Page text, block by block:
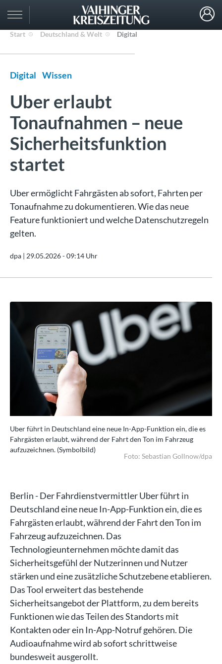
Start Deutschland & Welt Digital
Digital Wissen
Uber erlaubt
Tonaufnahmen – neue
Sicherheitsfunktion
startet
Uber ermöglicht Fahrgästen ab sofort, Fahrten per
Tonaufnahme zu dokumentieren. Wie das neue
Feature funktioniert und welche Datenschutzregeln
gelten.
dpa | 29.05.2026 - 09:14 Uhr
Uber führt in Deutschland eine neue In-App-Funktion ein, die es
Fahrgästen erlaubt, während der Fahrt den Ton im Fahrzeug
aufzuzeichnen. (Symbolbild)
Foto: Sebastian Gollnow/dpa
Berlin - Der Fahrdienstvermittler Uber führt in
Deutschland eine neue In-App-Funktion ein, die es
Fahrgästen erlaubt, während der Fahrt den Ton im
Fahrzeug aufzuzeichnen. Das
Technologieunternehmen möchte damit das
Sicherheitsgefühl der Nutzerinnen und Nutzer
stärken und eine zusätzliche Schutzebene etablieren.
Das Tool erweitert das bestehende
Sicherheitsangebot der Plattform, zu dem bereits
Funktionen wie das Teilen des Standorts mit
Kontakten oder ein In-App-Notruf gehören. Die
Audioaufnahme wird ab sofort schrittweise
bundesweit ausgerollt.